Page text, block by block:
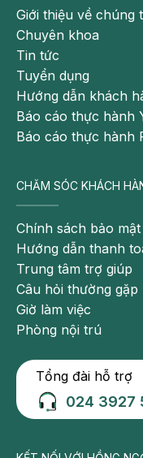
Giới thiệu về chúng
Chuyên khoa
Tin tức
Tuyển dụng
Hướng dẫn khách
Báo cáo thực hành
Báo cáo thực hành
CHĂM SÓC KHÁCH
Chính sách bảo mật
Hướng dẫn thanh
Trung tâm trợ giúp
Câu hỏi thường gặp
Giờ làm việc
Phòng nội trú
Tổng đài hỗ trợ
024 3927